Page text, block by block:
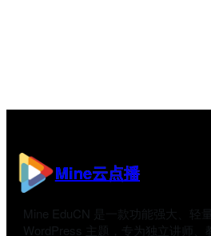
Mine云点播
Mine EduCN 是一款功能强大、轻
WordPress 主题，专为独立讲师、